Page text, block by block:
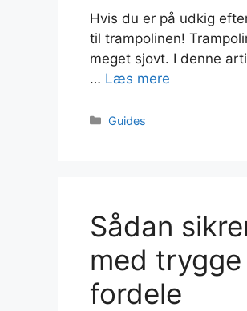
Hvis du er på udkig
til trampolinen!
meget sjovt. I denne
… Læs mere
Kategorier
Guides
Sådan
med
fordele